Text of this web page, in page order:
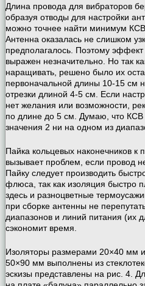
Длина провода для вибраторов
образуя отводы для настройки
можно точнее найти минимум КСВ
Антенна оказалась не слишком
предполагалось. Поэтому эффект
выражен незначительно. Но так
наращивать, решено было их
первоначальной длины 10-15 см
отрезки длиной 4-5 см. Если
нет желания или возможности,
по длине до 5 см. Думаю, что КСВ
значения 2 ни на одном из
Пайка кольцевых наконечников
вызывает проблем, если провод
Пайку следует производить
флюса, так как изоляция быстро
здесь и разноцветные
при сборке антенны не
диапазонов и линий питания (их
сэкономит время.
Изоляторы размерами 20×40 мм
50×90 мм выполнены из
эскизы представлены на рис. 4.